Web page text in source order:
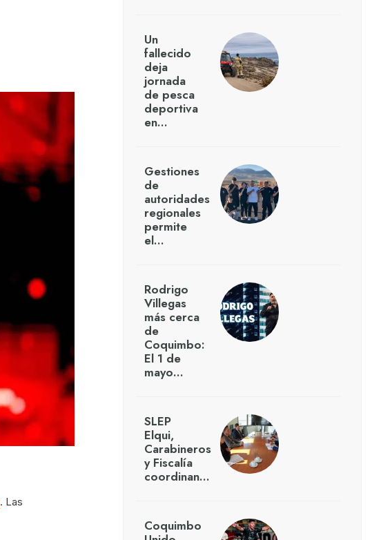
. Las
Un
fallecido
deja
jornada
de pesca
deportiva
en…
Gestiones
de
autoridades
regionales
permite
el…
Rodrigo
Villegas
más cerca
de
Coquimbo:
El 1 de
mayo…
SLEP
Elqui,
Carabineros
y Fiscalía
coordinan…
Coquimbo